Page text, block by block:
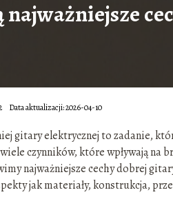
najważniejsze
Data aktualizacji: 2026-04-10
gitary elektrycznej to zadanie,
czynników, które wpływają
najważniejsze cechy dobrej
jak materiały, konstrukcja,